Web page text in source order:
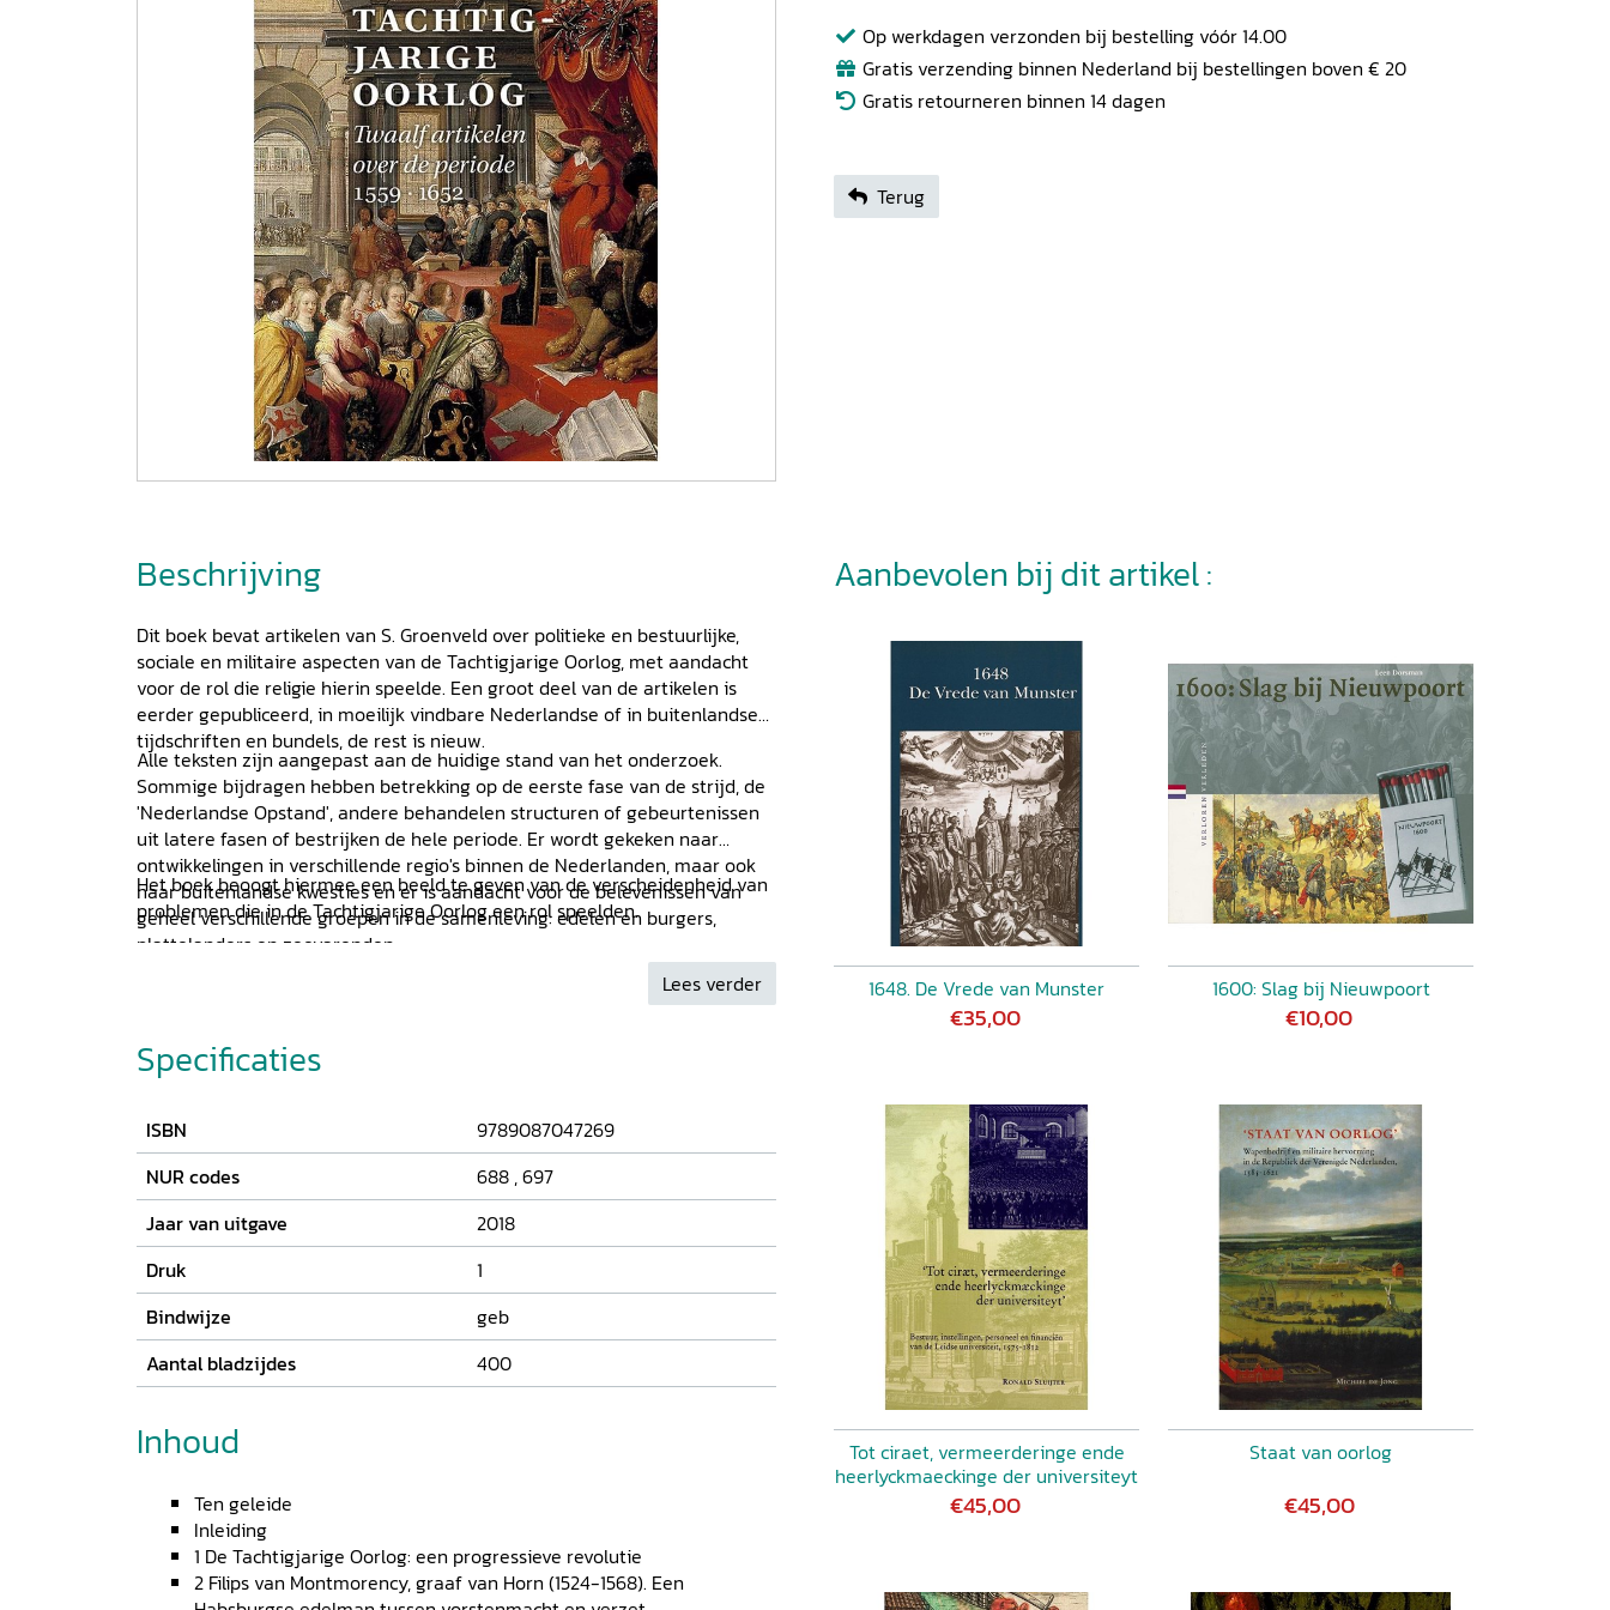
Op werkdagen verzonden bij bestelling vóór 14.00
Gratis verzending binnen Nederland bij bestellingen boven € 20
Gratis retourneren binnen 14 dagen
Terug
Beschrijving
Dit boek bevat artikelen van S. Groenveld over politieke en bestuurlijke,
sociale en militaire aspecten van de Tachtigjarige Oorlog, met aandacht
voor de rol die religie hierin speelde. Een groot deel van de artikelen is
eerder gepubliceerd, in moeilijk vindbare Nederlandse of in buitenlandse
tijdschriften en bundels, de rest is nieuw.
Alle teksten zijn aangepast aan de huidige stand van het onderzoek.
Sommige bijdragen hebben betrekking op de eerste fase van de strijd, de
'Nederlandse Opstand', andere behandelen structuren of gebeurtenissen
uit latere fasen of bestrijken de hele periode. Er wordt gekeken naar
ontwikkelingen in verschillende regio's binnen de Nederlanden, maar ook
naar buitenlandse kwesties en er is aandacht voor de belevenissen van
geheel verschillende groepen in de samenleving: edelen en burgers,
plattelanders en zeevarenden.
Het boek beoogt hiermee een beeld te geven van de verscheidenheid van
problemen die in de Tachtigjarige Oorlog een rol speelden.
Lees verder
Specificaties
ISBN
9789087047269
NUR codes
688 ,697
Jaar van uitgave
2018
Druk
1
Bindwijze
geb
Aantal bladzijdes
400
Inhoud
Ten geleide
Inleiding
1 De Tachtigjarige Oorlog: een progressieve revolutie
2 Filips van Montmorency, graaf van Horn (1524-1568). Een
Aanbevolen bij dit artikel :
1648. De Vrede van Munster
€35,00
1600: Slag bij Nieuwpoort
€10,00
Tot ciraet, vermeerderinge ende
heerlyckmaeckinge der universiteyt
€45,00
Staat van oorlog
€45,00